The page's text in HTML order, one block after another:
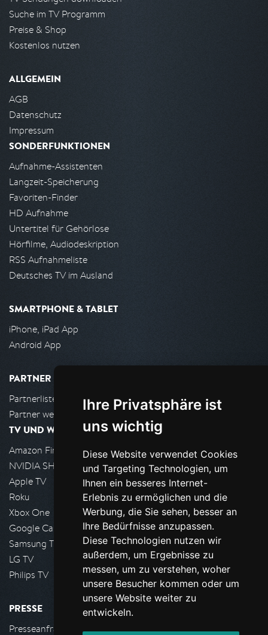
Ihre Privatsphäre ist
uns wichtig
Diese Website verwendet Cookies
und Targeting Technologien, um
Ihnen ein besseres Internet-
Erlebnis zu ermöglichen und die
Werbung, die Sie sehen, besser an
Ihre Bedürfnisse anzupassen.
Diese Technologien nutzen wir
außerdem, um Ergebnisse zu
messen, um zu verstehen, woher
unsere Besucher kommen oder um
unsere Website weiter zu
entwickeln.
Suche im TV Programm
Preise & Shop
Kostenlos nutzen
ALLGEMEIN
AGB
Datenschutz
Impressum
SONDERFUNKTIONEN
Aufnahme-Assistenten
Langzeit-Speicherung
Favoriten-Finder
HD Aufnahme
Untertitel für Gehörlose
Hörfilme, Audiodeskription
RSS Aufnahmeliste
Deutsches TV im Ausland
SMARTPHONE & TABLET
iPhone, iPad App
Android App
PARTNER
Partnerliste
Partner werden
TV UND WOHNZIMMER
Amazon FireTV
NVIDIA SHIELD, Google TV
Apple TV
Roku
Xbox One
Google Cast
Samsung TV
LG TV
Philips TV
PRESSE
Presseanfrage stellen